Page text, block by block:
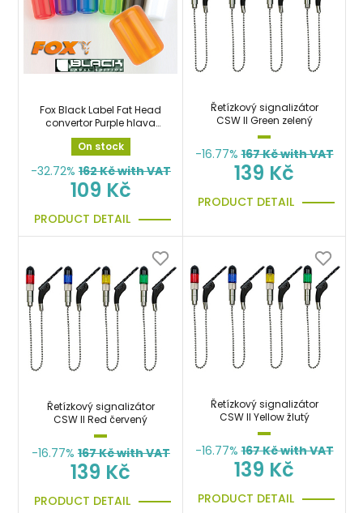
Fox Black Label Fat Head
convertor Purple hlava
náhradní silná fialová
On stock
-32.72% 162Kč with VAT
109 Kč
PRODUCT DETAIL
Řetízkový signalizátor
CSW II Green zelený
-16.77% 167Kč with VAT
139 Kč
PRODUCT DETAIL
Řetízkový signalizátor
CSW II Red červený
-16.77% 167Kč with VAT
139 Kč
PRODUCT DETAIL
Řetízkový signalizátor
CSW II Yellow žlutý
-16.77% 167Kč with VAT
139 Kč
PRODUCT DETAIL